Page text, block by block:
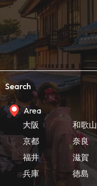
Search
Area
大阪
京都
福井
兵庫
和歌山
奈良
滋賀
徳島